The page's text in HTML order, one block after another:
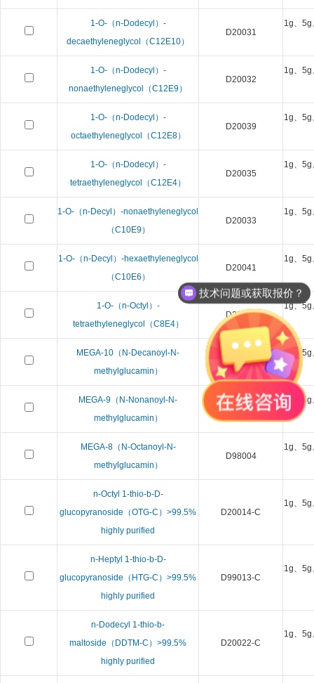
1-O-（n-Dodecyl）-
decaethyleneglycol（C12E10）
D20031
1g、
1-O-（n-Dodecyl）-
nonaethyleneglycol（C12E9）
D20032
1g、
1-O-（n-Dodecyl）-
octaethyleneglycol（C12E8）
D20039
1g、
1-O-（n-Dodecyl）-
tetraethyleneglycol（C12E4）
D20035
1g、
1-O-（n-Decyl）-nonaethyleneglycol
（C10E9）
D20033
1g、
1-O-（n-Decyl）-hexaethyleneglycol
（C10E6）
D20041
1g、
1-O-（n-Octyl）-
tetraethyleneglycol（C8E4）
D20038
1g、5g
MEGA-10（N-Decanoyl-N-
methylglucamin）
D99008
1g、5g
MEGA-9（N-Nonanoyl-N-
methylglucamin）
D99005
1g、5g
MEGA-8（N-Octanoyl-N-
methylglucamin）
D98004
1g、
n-Octyl 1-thio-b-D-
glucopyranoside（OTG-C）>99.5%
highly purified
D20014-C
1g、
n-Heptyl 1-thio-b-D-
glucopyranoside（HTG-C）>99.5%
highly purified
D99013-C
1g、
n-Dodecyl 1-thio-b-
maltoside（DDTM-C）>99.5%
highly purified
D20022-C
1g、
技术问题或获取报价？